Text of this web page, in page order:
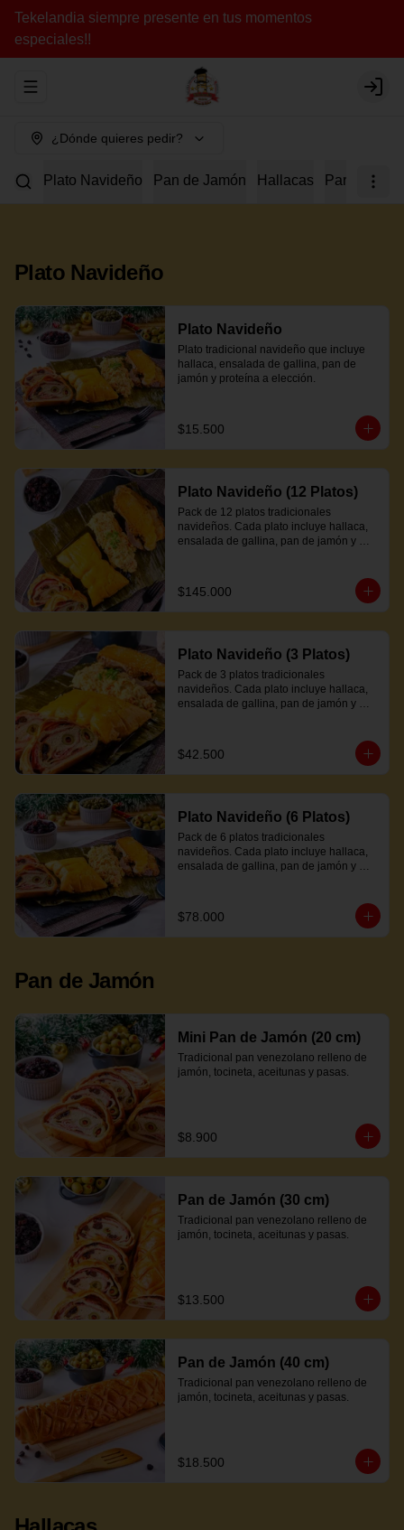
Tekelandia siempre presente en tus momentos
especiales!!
Abrir menu de navegación Login
¿Dónde quieres pedir?
Plato Navideño Pan de Jamón Hallacas Para
Plato Navideño
Plato Navideño
Plato tradicional navideño que incluye
hallaca, ensalada de gallina, pan de
jamón y proteína a elección.
$15.500
Plato Navideño (12 Platos)
Pack de 12 platos tradicionales
navideños. Cada plato incluye hallaca,
ensalada de gallina, pan de jamón y
$145.000
Plato Navideño (3 Platos)
Pack de 3 platos tradicionales
navideños. Cada plato incluye hallaca,
ensalada de gallina, pan de jamón y
$42.500
Plato Navideño (6 Platos)
Pack de 6 platos tradicionales
navideños. Cada plato incluye hallaca,
ensalada de gallina, pan de jamón y
$78.000
Pan de Jamón
Mini Pan de Jamón (20 cm)
Tradicional pan venezolano relleno de
jamón, tocineta, aceitunas y pasas.
$8.900
Pan de Jamón (30 cm)
Tradicional pan venezolano relleno de
jamón, tocineta, aceitunas y pasas.
$13.500
Pan de Jamón (40 cm)
Tradicional pan venezolano relleno de
jamón, tocineta, aceitunas y pasas.
$18.500